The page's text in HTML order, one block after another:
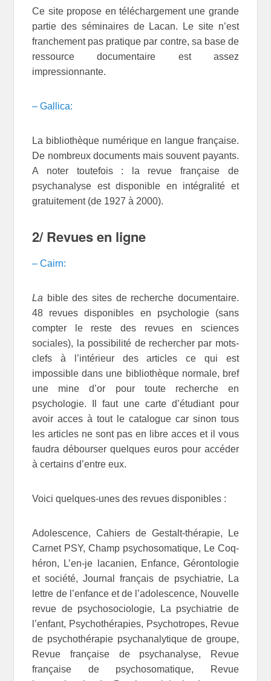
Ce site propose en téléchargement une grande
partie des séminaires de Lacan. Le site n’est
franchement pas pratique par contre, sa base de
ressource documentaire est assez
impressionnante.
– Gallica:
La bibliothèque numérique en langue française.
De nombreux documents mais souvent payants.
A noter toutefois : la revue française de
psychanalyse est disponible en intégralité et
gratuitement (de 1927 à 2000).
2/ Revues en ligne
– Cairn:
La bible des sites de recherche documentaire.
48 revues disponibles en psychologie (sans
compter le reste des revues en sciences
sociales), la possibilité de rechercher par mots-
clefs à l’intérieur des articles ce qui est
impossible dans une bibliothèque normale, bref
une mine d’or pour toute recherche en
psychologie. Il faut une carte d’étudiant pour
avoir acces à tout le catalogue car sinon tous
les articles ne sont pas en libre acces et il vous
faudra débourser quelques euros pour accéder
à certains d’entre eux.
Voici quelques-unes des revues disponibles :
Adolescence, Cahiers de Gestalt-thérapie, Le
Carnet PSY, Champ psychosomatique, Le Coq-
héron, L’en-je lacanien, Enfance, Gérontologie
et société, Journal français de psychiatrie, La
lettre de l’enfance et de l’adolescence, Nouvelle
revue de psychosociologie, La psychiatrie de
l’enfant, Psychothérapies, Psychotropes, Revue
de psychothérapie psychanalytique de groupe,
Revue française de psychanalyse, Revue
française de psychosomatique, Revue